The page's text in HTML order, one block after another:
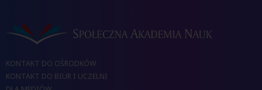
KONTAKT DO OŚRODKÓW
KONTAKT DO BIUR I UCZELNI